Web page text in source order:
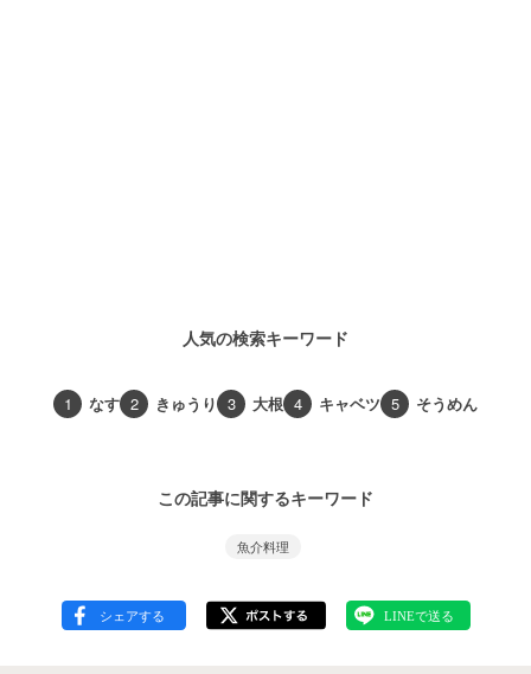
人気の検索キーワード
1 なす 2 きゅうり 3 大根 4 キャベツ 5 そうめん
この記事に関するキーワード
魚介料理